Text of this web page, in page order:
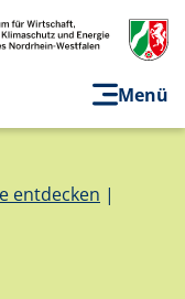
Menü
entdecken